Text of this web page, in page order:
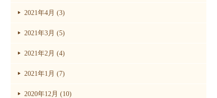
2021年4月 (3)
2021年3月 (5)
2021年2月 (4)
2021年1月 (7)
2020年12月 (10)